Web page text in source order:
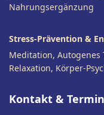
Nahrungsergänzung
Stress-Prävention &
Meditation, Autogenes
Relaxation, Körper-
Kontakt & Termin